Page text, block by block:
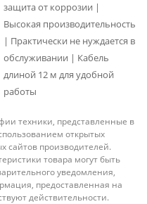
защита от коррозии |
Высокая производительность
| Практически не нуждается в
обслуживании | Кабель
длиной 12 м для удобной
работы
техники, представленные в
открытых
сайтов производителей.
товара могут быть
уведомления,
предоставленная на
действительности.